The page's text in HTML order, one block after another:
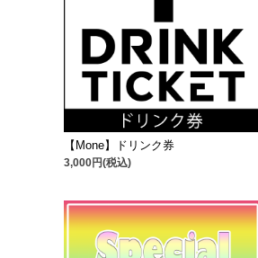
【Mone】ドリンク券
3,000円(税込)